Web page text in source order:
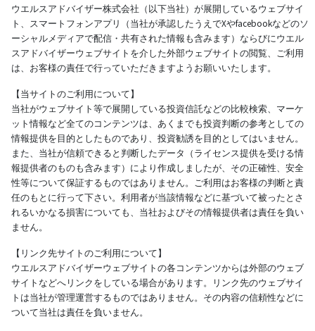
ウエルスアドバイザー株式会社（以下当社）が展開しているウェブサイ
ト、スマートフォンアプリ（当社が承認したうえでXやfacebookなどのソ
ーシャルメディアで配信・共有された情報も含みます）ならびにウエル
スアドバイザーウェブサイトを介した外部ウェブサイトの閲覧、ご利用
は、お客様の責任で行っていただきますようお願いいたします。
【当サイトのご利用について】
当社がウェブサイト等で展開している投資信託などの比較検索、マーケ
ット情報など全てのコンテンツは、あくまでも投資判断の参考としての
情報提供を目的としたものであり、投資勧誘を目的としてはいません。
また、当社が信頼できると判断したデータ（ライセンス提供を受ける情
報提供者のものも含みます）により作成しましたが、その正確性、安全
性等について保証するものではありません。ご利用はお客様の判断と責
任のもとに行って下さい。利用者が当該情報などに基づいて被ったとさ
れるいかなる損害についても、当社およびその情報提供者は責任を負い
ません。
【リンク先サイトのご利用について】
ウエルスアドバイザーウェブサイトの各コンテンツからは外部のウェブ
サイトなどへリンクをしている場合があります。リンク先のウェブサイ
トは当社が管理運営するものではありません。その内容の信頼性などに
ついて当社は責任を負いません。